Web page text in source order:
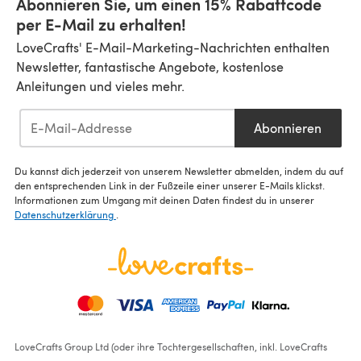
per E-Mail zu erhalten!
LoveCrafts' E-Mail-Marketing-Nachrichten enthalten
Newsletter, fantastische Angebote, kostenlose
Anleitungen und vieles mehr.
Abonnieren
Du kannst dich jederzeit von unserem Newsletter abmelden, indem du auf
den entsprechenden Link in der Fußzeile einer unserer E-Mails klickst.
Informationen zum Umgang mit deinen Daten findest du in unserer
Datenschutzerklärung
LoveCrafts Group Ltd (oder ihre Tochtergesellschaften, inkl. LoveCrafts